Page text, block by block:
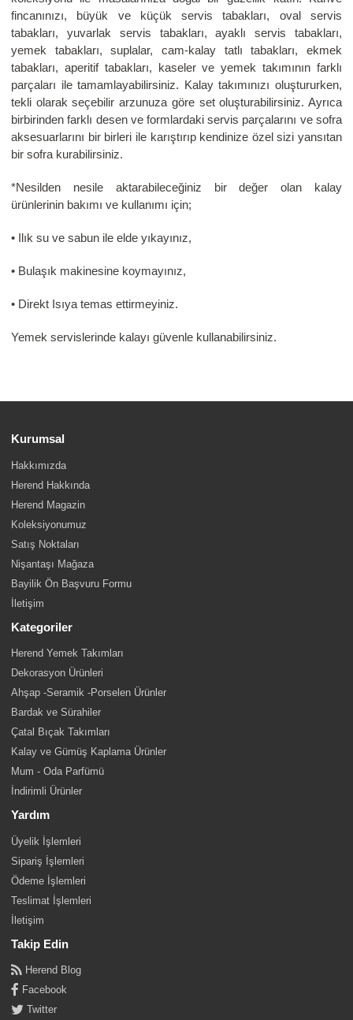
fincanınızı, büyük ve küçük servis tabakları, oval servis
tabakları, yuvarlak servis tabakları, ayaklı servis tabakları,
yemek tabakları, suplalar, cam-kalay tatlı tabakları, ekmek
tabakları, aperitif tabakları, kaseler ve yemek takımının farklı
parçaları ile tamamlayabilirsiniz. Kalay takımınızı oluştururken,
tekli olarak seçebilir arzunuza göre set oluşturabilirsiniz. Ayrıca
birbirinden farklı desen ve formlardaki servis parçalarını ve sofra
aksesuarlarını bir birleri ile karıştırıp kendinize özel sizi yansıtan
bir sofra kurabilirsiniz.
*Nesilden nesile aktarabileceğiniz bir değer olan kalay
ürünlerinin bakımı ve kullanımı için;
• Ilık su ve sabun ile elde yıkayınız,
• Bulaşık makinesine koymayınız,
• Direkt Isıya temas ettirmeyiniz.
Yemek servislerinde kalayı güvenle kullanabilirsiniz.
Kurumsal
Hakkımızda
Herend Hakkında
Herend Magazin
Koleksiyonumuz
Satış Noktaları
Nişantaşı Mağaza
Bayilik Ön Başvuru Formu
İletişim
Kategoriler
Herend Yemek Takımları
Dekorasyon Ürünleri
Ahşap -Seramik -Porselen Ürünler
Bardak ve Sürahiler
Çatal Bıçak Takımları
Kalay ve Gümüş Kaplama Ürünler
Mum - Oda Parfümü
İndirimli Ürünler
Yardım
Üyelik İşlemleri
Sipariş İşlemleri
Ödeme İşlemleri
Teslimat İşlemleri
İletişim
Takip Edin
Herend Blog
Facebook
Twitter